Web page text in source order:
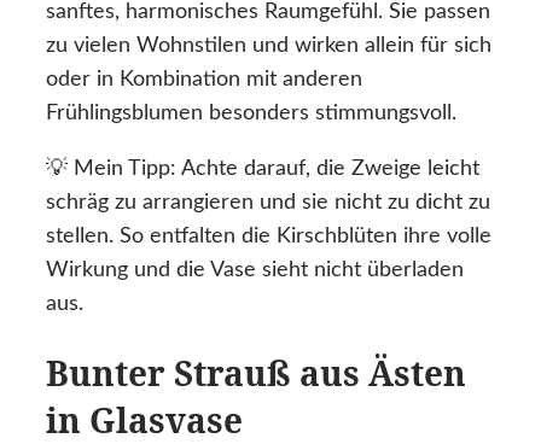
sanftes, harmonisches Raumgefühl. Sie passen
zu vielen Wohnstilen und wirken allein für sich
oder in Kombination mit anderen
Frühlingsblumen besonders stimmungsvoll.
💡 Mein Tipp: Achte darauf, die Zweige leicht
schräg zu arrangieren und sie nicht zu dicht zu
stellen. So entfalten die Kirschblüten ihre volle
Wirkung und die Vase sieht nicht überladen
aus.
Bunter Strauß aus Ästen
in Glasvase